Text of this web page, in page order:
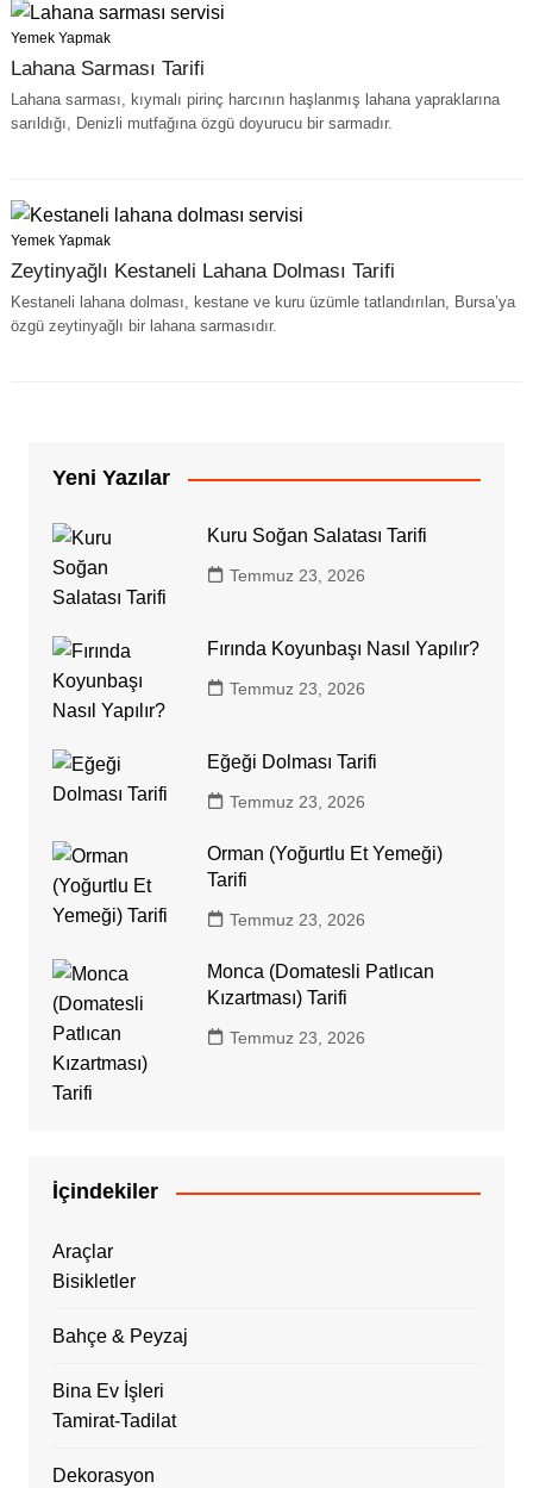
Yemek Yapmak
Lahana Sarması Tarifi
Lahana sarması, kıymalı pirinç harcının haşlanmış lahana yapraklarına
sarıldığı, Denizli mutfağına özgü doyurucu bir sarmadır.
Yemek Yapmak
Zeytinyağlı Kestaneli Lahana Dolması Tarifi
Kestaneli lahana dolması, kestane ve kuru üzümle tatlandırılan, Bursa’ya
özgü zeytinyağlı bir lahana sarmasıdır.
Yeni Yazılar
Kuru Soğan Salatası Tarifi
Temmuz 23, 2026
Fırında Koyunbaşı Nasıl Yapılır?
Temmuz 23, 2026
Eğeği Dolması Tarifi
Temmuz 23, 2026
Orman (Yoğurtlu Et Yemeği)
Tarifi
Temmuz 23, 2026
Monca (Domatesli Patlıcan
Kızartması) Tarifi
Temmuz 23, 2026
İçindekiler
Araçlar
Bisikletler
Bahçe & Peyzaj
Bina Ev İşleri
Tamirat-Tadilat
Dekorasyon